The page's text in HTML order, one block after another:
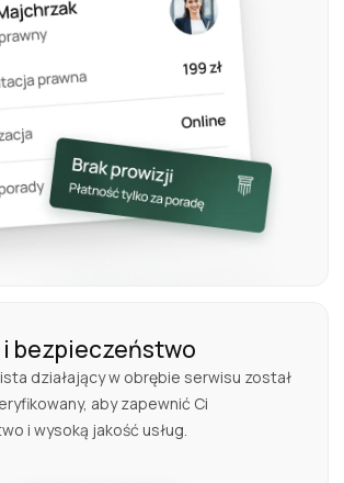
i bezpieczeństwo
działający w obrębie serwisu został
aby zapewnić Ci
i wysoką jakość usług.